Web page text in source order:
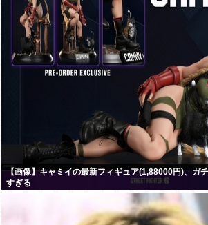
【画像】キャミイの最新フィギュア(1,88000円)、ガ
すぎる